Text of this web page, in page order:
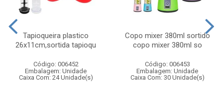
Tapioqueira plastico
26x11cm,sortida tapioqu
Código: 006452
Embalagem: Unidade
Caixa Com: 24 Unidade(s)
Copo mixer 380ml sortido
copo mixer 380ml so
Código: 006453
Embalagem: Unidade
Caixa Com: 30 Unidade(s)